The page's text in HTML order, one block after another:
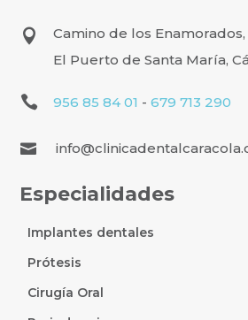

Camino de los Enamorados,
El Puerto de Santa María,
 956 85 84 01 - 679 713 290

Especialidades
Implantes dentales
Prótesis
Cirugía Oral